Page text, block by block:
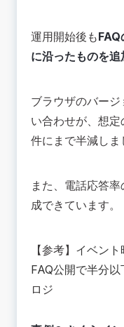
運用開始後も
に沿ったものを追
ブラウザのバー
い合わせが、想
件にまで半減しま
また、電話応答
成できています。
【参考】 イベン
FAQ公開で半分
ロジ